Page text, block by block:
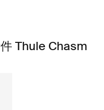
Thule Chasm